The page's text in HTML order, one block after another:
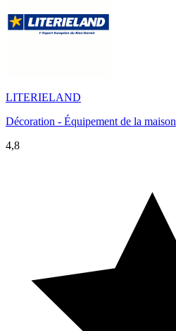
LITERIELAND
Décoration - Équipement de la maison
4,8